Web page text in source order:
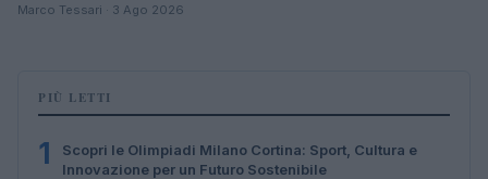
Marco Tessari · 3 Ago 2026
PIÙ LETTI
1
Scopri le Olimpiadi Milano Cortina: Sport, Cultura e
Innovazione per un Futuro Sostenibile